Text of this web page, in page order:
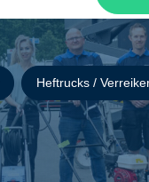
Heftrucks /